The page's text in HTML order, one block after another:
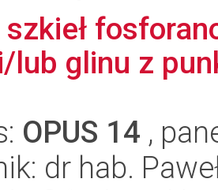
szkieł
lub glinu z
OPUS 14 ,
dr hab.